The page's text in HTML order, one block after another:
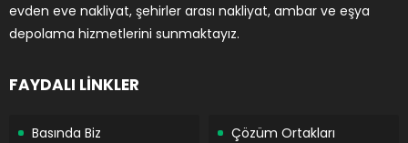
evden eve nakliyat, şehirler arası nakliyat, ambar ve eşya
depolama hizmetlerini sunmaktayız.
FAYDALI LİNKLER
Basında Biz Çözüm Ortakları